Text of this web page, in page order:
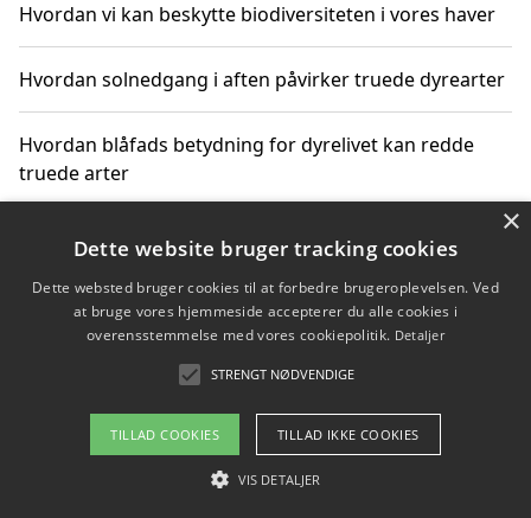
Hvordan vi kan beskytte biodiversiteten i vores haver
Hvordan solnedgang i aften påvirker truede dyrearter
Hvordan blåfads betydning for dyrelivet kan redde
truede arter
Hvordan kan gaver til unge voksne støtte bevarelsen
Copyright 2026 - Pilanto Aps
Om / kontakt
Blog Betingelser
×
Dette website bruger tracking cookies
Dette websted bruger cookies til at forbedre brugeroplevelsen. Ved
at bruge vores hjemmeside accepterer du alle cookies i
overensstemmelse med vores cookiepolitik. Detaljer
STRENGT NØDVENDIGE
TILLAD COOKIES TILLAD IKKE COOKIES
VIS DETALJER